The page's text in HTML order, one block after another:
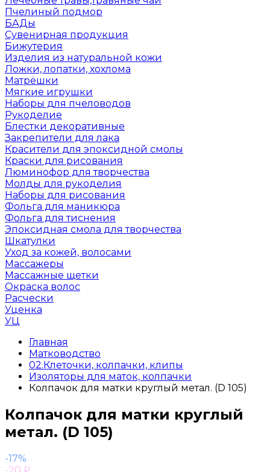
Пчелиный подмор
БАДы
Сувенирная продукция
Бижутерия
Изделия из натуральной кожи
Ложки, лопатки, хохлома
Матрёшки
Мягкие игрушки
Наборы для пчеловодов
Рукоделие
Блестки декоративные
Закрепители для лака
Красители для эпоксидной смолы
Краски для рисования
Люминофор для творчества
Молды для рукоделия
Наборы для рисования
Фольга для маникюра
Фольга для тиснения
Эпоксидная смола для творчества
Шкатулки
Уход за кожей, волосами
Массажеры
Массажные щетки
Окраска волос
Расчески
Уценка
УЦ
Главная
Матководство
02.Клеточки, колпачки, клипы
Изоляторы для маток, колпачки
Колпачок для матки круглый метал. (D 105)
Колпачок для матки круглый
метал. (D 105)
-17%